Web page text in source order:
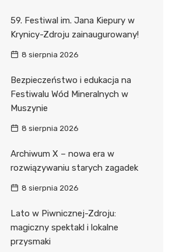
59. Festiwal im. Jana Kiepury w
Krynicy-Zdroju zainaugurowany!
8 sierpnia 2026
Bezpieczeństwo i edukacja na
Festiwalu Wód Mineralnych w
Muszynie
8 sierpnia 2026
Archiwum X – nowa era w
rozwiązywaniu starych zagadek
8 sierpnia 2026
Lato w Piwnicznej-Zdroju:
magiczny spektakl i lokalne
przysmaki